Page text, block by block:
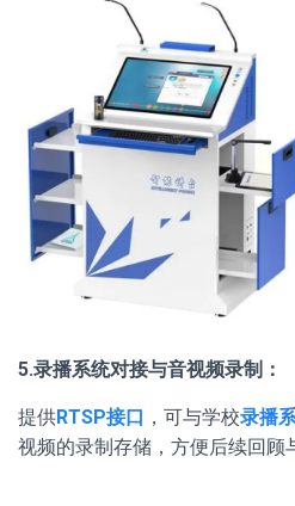
5.录播系统对接与音视频录制：
提供RTSP接口 ，可与学校录播
视频的录制存储，方便后续回顾